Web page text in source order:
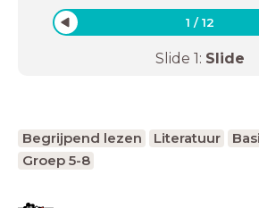
1 /12
Slide 1: Slide
Begrijpend lezen Literatuur
Groep 5-8